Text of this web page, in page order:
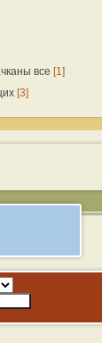
все [1]
[3]